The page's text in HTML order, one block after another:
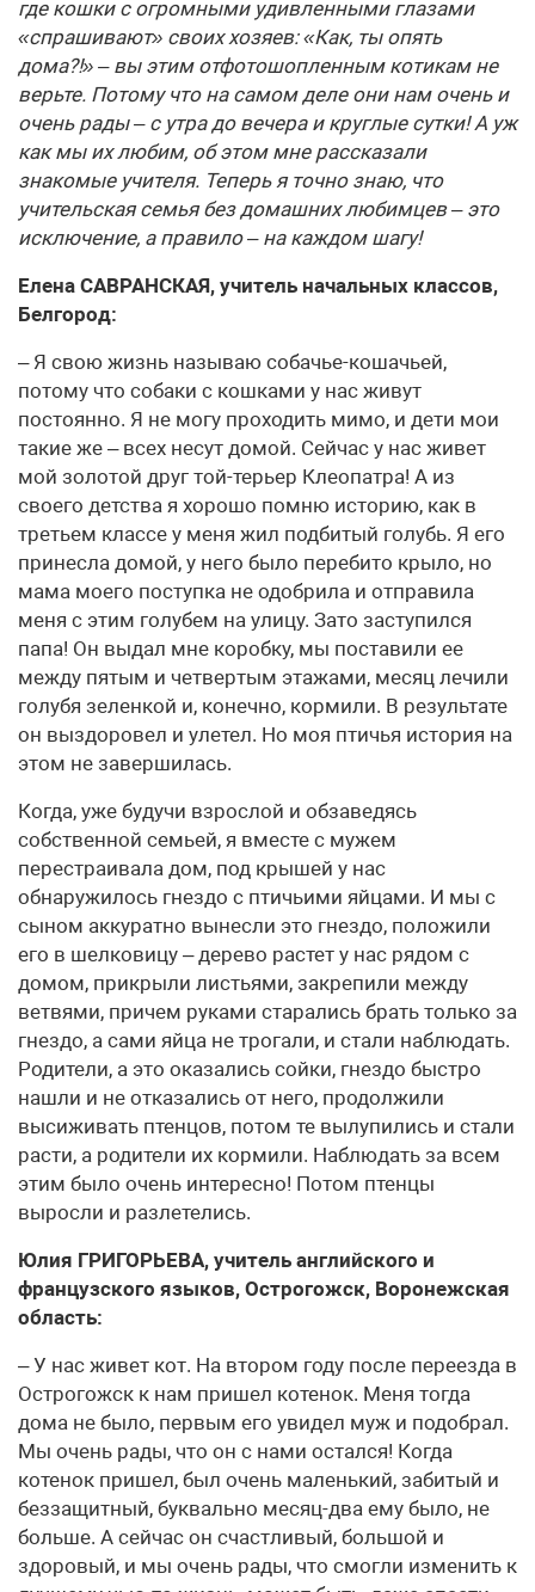
где кошки с огромными удивленными глазами
«спрашивают» своих хозяев: «Как, ты опять
дома?!» – вы этим отфотошопленным котикам не
верьте. Потому что на самом деле они нам очень и
очень рады – с утра до вечера и круглые сутки! А уж
как мы их любим, об этом мне рассказали
знакомые учителя. Теперь я точно знаю, что
учительская семья без домашних любимцев – это
исключение, а правило – на каждом шагу!
Елена САВРАНСКАЯ, учитель начальных классов,
Белгород:
– Я свою жизнь называю собачье-кошачьей,
потому что собаки с кошками у нас живут
постоянно. Я не могу проходить мимо, и дети мои
такие же – всех несут домой. Сейчас у нас живет
мой золотой друг той-терьер Клеопатра! А из
своего детства я хорошо помню историю, как в
третьем классе у меня жил подбитый голубь. Я его
принесла домой, у него было перебито крыло, но
мама моего поступка не одобрила и отправила
меня с этим голубем на улицу. Зато заступился
папа! Он выдал мне коробку, мы поставили ее
между пятым и четвертым этажами, месяц лечили
голубя зеленкой и, конечно, кормили. В результате
он выздоровел и улетел. Но моя птичья история на
этом не завершилась.
Когда, уже будучи взрослой и обзаведясь
собственной семьей, я вместе с мужем
перестраивала дом, под крышей у нас
обнаружилось гнездо с птичьими яйцами. И мы с
сыном аккуратно вынесли это гнездо, положили
его в шелковицу – дерево растет у нас рядом с
домом, прикрыли листьями, закрепили между
ветвями, причем руками старались брать только за
гнездо, а сами яйца не трогали, и стали наблюдать.
Родители, а это оказались сойки, гнездо быстро
нашли и не отказались от него, продолжили
высиживать птенцов, потом те вылупились и стали
расти, а родители их кормили. Наблюдать за всем
этим было очень интересно! Потом птенцы
выросли и разлетелись.
Юлия ГРИГОРЬЕВА, учитель английского и
французского языков, Острогожск, Воронежская
область:
– У нас живет кот. На втором году после переезда в
Острогожск к нам пришел котенок. Меня тогда
дома не было, первым его увидел муж и подобрал.
Мы очень рады, что он с нами остался! Когда
котенок пришел, был очень маленький, забитый и
беззащитный, буквально месяц-два ему было, не
больше. А сейчас он счастливый, большой и
здоровый, и мы очень рады, что смогли изменить к